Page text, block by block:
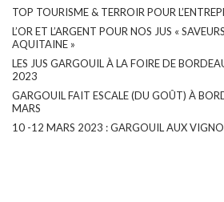
TOP TOURISME & TERROIR POUR
L’OR ET L’ARGENT POUR NOS JUS «
AQUITAINE »
LES JUS GARGOUIL À LA FOIRE DE
2023
GARGOUIL FAIT ESCALE (DU GOÛT) À
MARS
10 -12 MARS 2023 : GARGOUIL AUX